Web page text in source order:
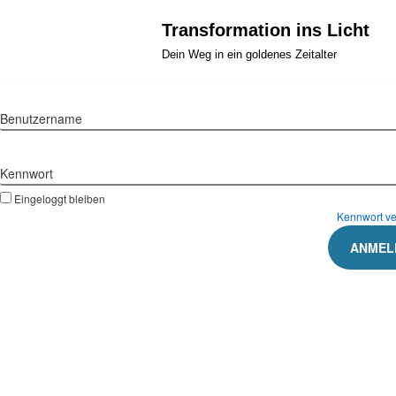
Transformation ins Licht
Dein Weg in ein goldenes Zeitalter
Benutzername
Kennwort
Eingeloggt bleiben
Kennwort